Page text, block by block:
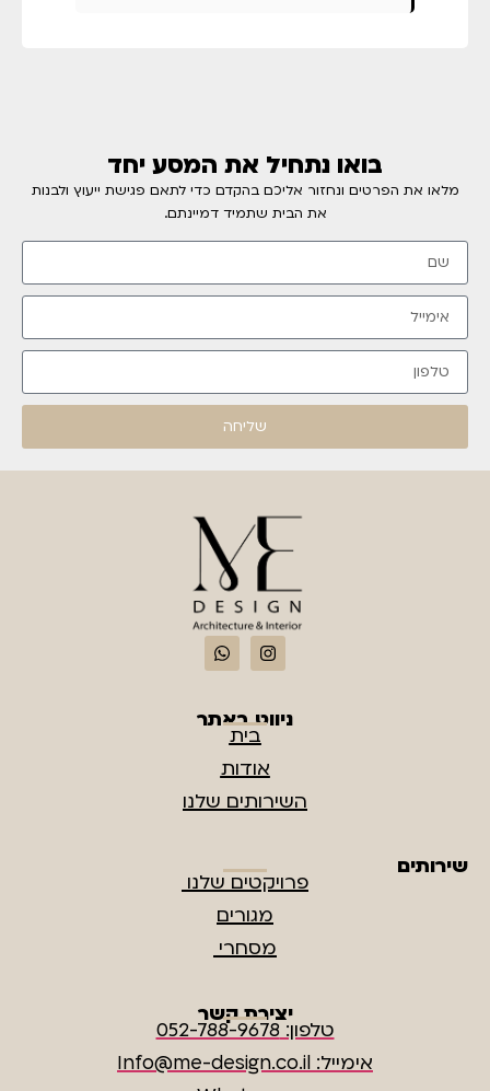
בואו נתחיל את המסע יחד
מלאו את הפרטים ונחזור אליכם בהקדם כדי לתאם פגישת ייעוץ ולבנות
את הבית שתמיד דמיינתם.
שליחה
ניווט באתר
בית
אודות
השירותים שלנו
שירותים
פרויקטים שלנו
מגורים
מסחרי
יצירת קשר
טלפון: 052-788-9678
אימייל: Info@me-design.co.il